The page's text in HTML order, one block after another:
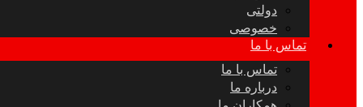
دولتی
خصوصی
تماس با ما
تماس با ما
درباره ما